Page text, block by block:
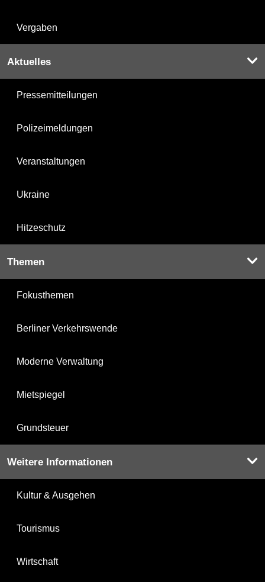
Vergaben
Aktuelles
Pressemitteilungen
Polizeimeldungen
Veranstaltungen
Ukraine
Hitzeschutz
Themen
Fokusthemen
Berliner Verkehrswende
Moderne Verwaltung
Mietspiegel
Grundsteuer
Weitere Informationen
Kultur & Ausgehen
Tourismus
Wirtschaft